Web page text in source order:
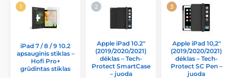
iPad 7 / 8 / 9 10.2
apsauginis stiklas –
Hofi Pro+
grūdintas stiklas
Apple iPad 10.2"
(2019/2020/2021)
dėklas – Tech-
Protect SmartCase
– juoda
Apple iPad 10,2"
(2019/2020/2021)
dėklas – Tech-
Protect SC Pen –
juoda